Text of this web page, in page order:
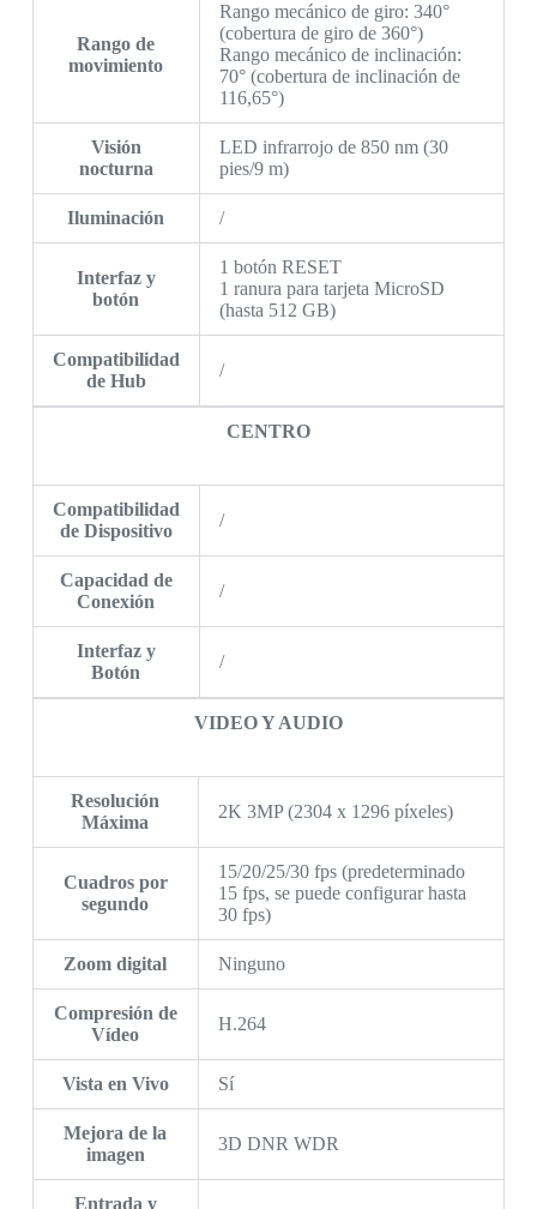
Rango de
movimiento
Rango mecánico de giro: 340°
(cobertura de giro de 360°)
Rango mecánico de inclinación:
70° (cobertura de inclinación de
116,65°)
Visión
nocturna
LED infrarrojo de 850 nm (30
pies/9 m)
Iluminación /
Interfaz y
botón
1 botón RESET
1 ranura para tarjeta MicroSD
(hasta 512 GB)
Compatibilidad
de Hub
/
CENTRO
Compatibilidad
de Dispositivo
/
Capacidad de
Conexión
/
Interfaz y
Botón
/
VIDEO Y AUDIO
Resolución
Máxima
2K 3MP (2304 x 1296 píxeles)
Cuadros por
segundo
15/20/25/30 fps (predeterminado
15 fps, se puede configurar hasta
30 fps)
Zoom digital Ninguno
Compresión de
Vídeo
H.264
Vista en Vivo Sí
Mejora de la
imagen
3D DNR WDR
Entrada y